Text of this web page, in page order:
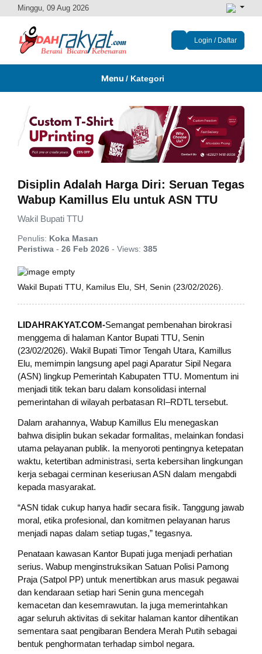
Minggu, 09 Aug 2026
Login / Daftar
Menu / Kategori
Disiplin Adalah Harga Diri: Seruan Tegas
Wabup Kamillus Elu untuk ASN TTU
Wakil Bupati TTU
Penulis: Koka Masan
Peristiwa - 26 Feb 2026 - Views: 385
Wakil Bupati TTU, Kamilus Elu, SH, Senin (23/02/2026).
LIDAHRAKYAT.COM-Semangat pembenahan birokrasi
menggema di halaman Kantor Bupati TTU, Senin
(23/02/2026). Wakil Bupati Timor Tengah Utara, Kamillus
Elu, memimpin langsung apel pagi Aparatur Sipil Negara
(ASN) lingkup Pemerintah Kabupaten TTU. Momentum ini
menjadi titik tekan baru dalam konsolidasi internal
pemerintahan di wilayah perbatasan RI–RDTL tersebut.
Dalam arahannya, Wabup Kamillus Elu menegaskan
bahwa disiplin bukan sekadar formalitas, melainkan fondasi
utama pelayanan publik. Ia menyoroti pentingnya ketepatan
waktu, ketertiban administrasi, serta kebersihan lingkungan
kerja sebagai cerminan keseriusan ASN dalam mengabdi
kepada masyarakat.
“ASN tidak cukup hanya hadir secara fisik. Tanggung jawab
moral, etika profesional, dan komitmen pelayanan harus
menjadi napas dalam setiap tugas,” tegasnya.
Penataan kawasan Kantor Bupati juga menjadi perhatian
serius. Wabup menginstruksikan Satuan Polisi Pamong
Praja (Satpol PP) untuk menertibkan arus masuk pegawai
dan kendaraan setiap hari Senin guna mencegah
kemacetan dan kesemrawutan. Ia juga memerintahkan
agar seluruh aktivitas di sekitar halaman kantor dihentikan
sementara saat pengibaran Bendera Merah Putih sebagai
bentuk penghormatan terhadap simbol negara.